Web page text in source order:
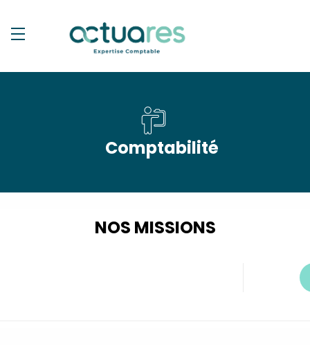
Comptabilité
NOS MISSIONS